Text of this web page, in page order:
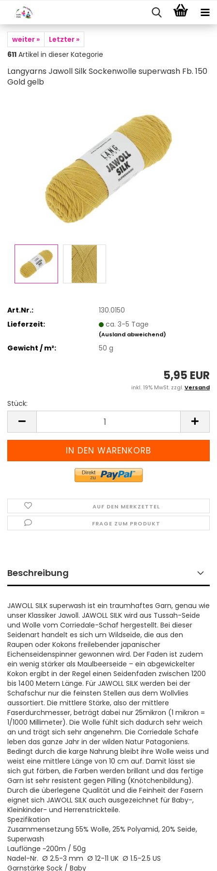
weiter »
Letzter »
611 Artikel in dieser Kategorie
Langyarns Jawoll Silk Sockenwolle superwash Fb. 150
Gold gelb
Art.Nr.:
130.0150
Lieferzeit:
ca. 3-5 Tage
(Ausland abweichend)
Gewicht / m²: 50 g
5,95 EUR
inkl. 19% MwSt. zzgl.Versand
Stück:
AUF DEN MERKZETTEL
FRAGE ZUM PRODUKT
Beschreibung
JAWOLL SILK superwash ist ein traumhaftes Garn, genau wie
unser Klassiker Jawoll. JAWOLL SILK wird aus Tussah-Seide
und Wolle vom Corriedale-Schaf hergestellt. Bei dieser
Seidenart handelt es sich um Wildseide, die aus den
Raupen oder Kokons freilebender japanischer
Eichenseidenspinner gewonnen wird. Der Faden ist zudem
ein wenig stärker als Maulbeerseide – ein abgewickelter
Kokon ergibt in der Regel einen Seidenfaden zwischen 1200
bis 1400 Metern Länge. Für JAWOLL SILK werden bei der
Schafschur nur die feinsten Stellen aus dem Wollvlies
aussortiert. Die mittlere Stärke, also der mittlere
Faserdurchmesser, beträgt dabei nur 25mikron (1 mikron =
1/1000 Millimeter). Die Wolle fühlt sich dadurch sehr weich
an und trägt sich sehr angenehm. Die Corriedale Schafe
leben das ganze Jahr in der wilden Natur Patagoniens.
Bedingt durch die karge Nahrung bleibt ihre Wolle weiss und
weist eine mittlere Länge von 10 cm auf. Damit lässt sie
sich gut färben, die Farben werden brillant und das fertige
Garn ist sehr resistent gegen Pilling (Knötchenbildung).
Durch die überlegene Qualität und die Feinheit der Fasern
eignet sich JAWOLL SILK auch ausgezeichnet für Baby-,
Kleinkinder- und Herrenstrickteile.
Spezifikation
Zusammensetzung 55% Wolle, 25% Polyamid, 20% Seide,
Superwash
Lauflänge ~200m / 50g
Nadel-Nr. Ø 2.5-3 mm Ø 12-11 UK Ø 1.5-2.5 US
Garnstärke Sock / Baby